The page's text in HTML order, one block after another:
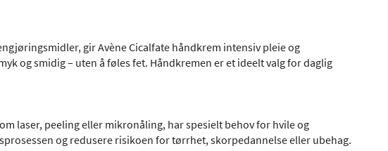
gir Avène Cicalfate håndkrem intensiv pleie og
og smidig – uten å føles fet. Håndkremen er et ideelt valg for daglig
laser, peeling eller mikronåling, har spesielt behov for hvile og
og redusere risikoen for tørrhet, skorpedannelse eller ubehag.